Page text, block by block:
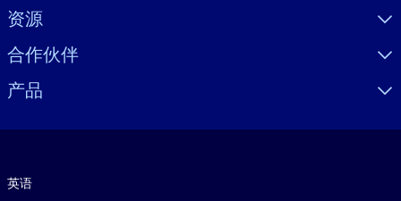
资源
合作伙伴
产品
英语